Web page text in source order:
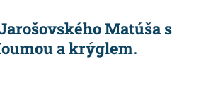
Matúša s
a krýglem.